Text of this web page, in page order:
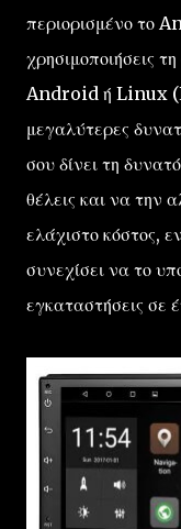
περιορισμένο το
χρησιμοποιήσεις
Android ή Linux
μεγαλύτερες
σου δίνει τη
θέλεις και να την
ελάχιστο κόστος,
συνεχίσει να το
εγκαταστήσεις σε